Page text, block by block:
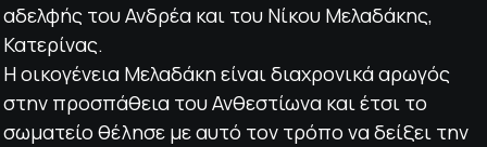
αδελφής του Ανδρέα και του Νίκου Μελαδάκης,
Κατερίνας.
Η οικογένεια Μελαδάκη είναι διαχρονικά αρωγός
στην προσπάθεια του Ανθεστίωνα και έτσι το
σωματείο θέλησε με αυτό τον τρόπο να δείξει την